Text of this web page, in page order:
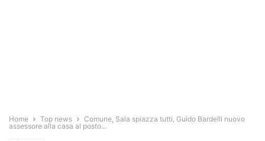
Home Top news
Comune, Sala spiazza tutti, Guido Bardelli nuovo
assessore alla casa al posto...